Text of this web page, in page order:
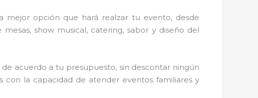
mejor opción que hará realzar tu evento, desde
show musical, catering, sabor y diseño del
acuerdo a tu presupuesto, sin descontar ningún
la capacidad de atender eventos familiares y